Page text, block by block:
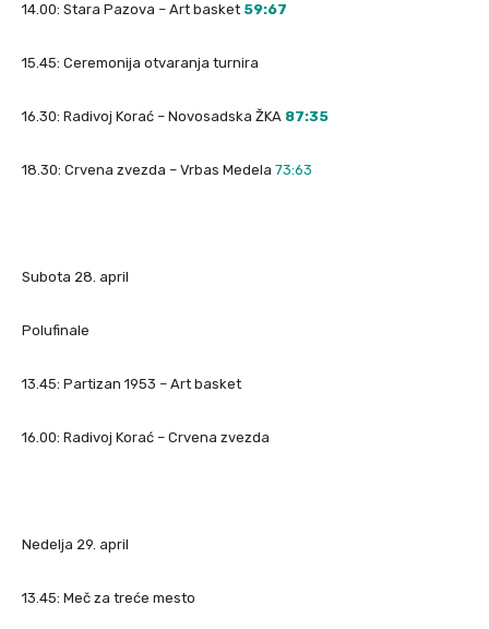
14.00: Stara Pazova – Art basket 59:67
15.45: Ceremonija otvaranja turnira
16.30: Radivoj Korać – Novosadska ŽKA 87:35
18.30: Crvena zvezda – Vrbas Medela 73:63
Subota 28. april
Polufinale
13.45: Partizan 1953 – Art basket
16.00: Radivoj Korać – Crvena zvezda
Nedelja 29. april
13.45: Meč za treće mesto